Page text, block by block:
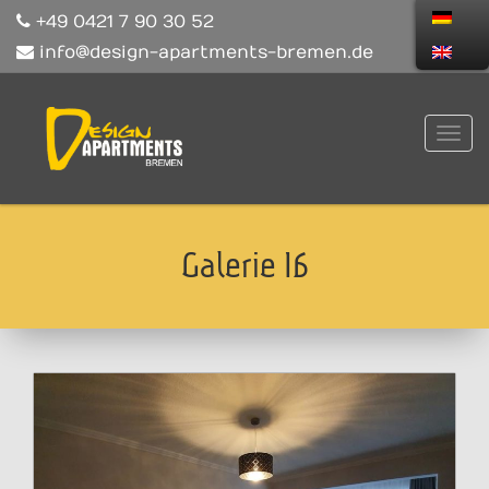
+49 0421 7 90 30 52
info@design-apartments-bremen.de
Galerie 16